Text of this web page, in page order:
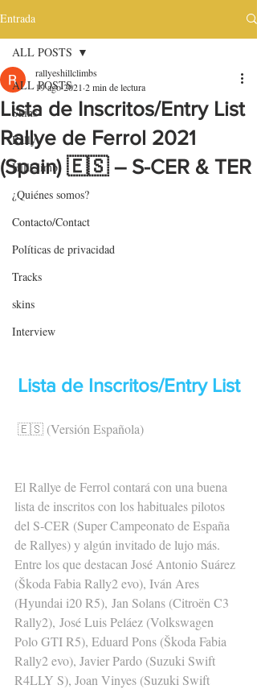
Entrada
ALL POSTS
Skins
Rally
HillClimb
¿Quiénes somos?
Contacto/Contact
Políticas de privacidad
Tracks
skins
Interview
ALL POSTS
Lista de Inscritos/Entry List
Rallye de Ferrol 2021
(Spain) 🇪🇸 – S-CER & TER
rallyeshillclimbs
19 ago 2021 2 min de lectura
Lista de Inscritos/Entry List
🇪🇸 (Versión Española)
El Rallye de Ferrol contará con una buena
lista de inscritos con los habituales pilotos
del S-CER (Super Campeonato de España
de Rallyes) y algún invitado de lujo más.
Entre los que destacan José Antonio Suárez
(Škoda Fabia Rally2 evo), Iván Ares
(Hyundai i20 R5), Jan Solans (Citroën C3
Rally2), José Luis Peláez (Volkswagen
Polo GTI R5), Eduard Pons (Škoda Fabia
Rally2 evo), Javier Pardo (Suzuki Swift
R4LLY S), Joan Vinyes (Suzuki Swift